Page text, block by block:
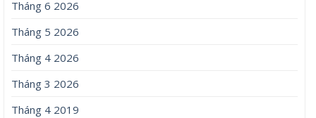
Tháng 6 2026
Tháng 5 2026
Tháng 4 2026
Tháng 3 2026
Tháng 4 2019